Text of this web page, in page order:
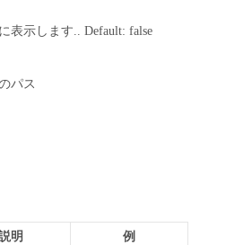
表示します.. Default: false
パス
明 例